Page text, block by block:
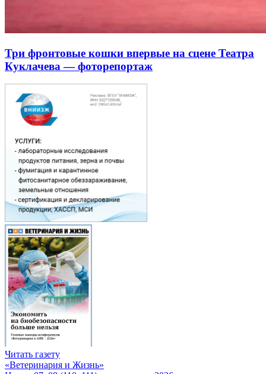
Три фронтовые кошки впервые на сцене Театра
Куклачева — фоторепортаж
Читать газету
«Ветеринария и Жизнь»